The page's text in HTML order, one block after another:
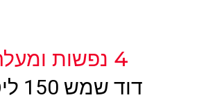
4 נפשות ומעלה
דוד שמש 150 ליטר